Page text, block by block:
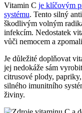
Vitamin C je klíčovým
systému. Tento silný
škodlivým volným
infekcím. Nedostatek
vůči nemocem a
Je důležité doplňovat
jej nedokáže sám
citrusové plody,
silného imunitního
živiny.